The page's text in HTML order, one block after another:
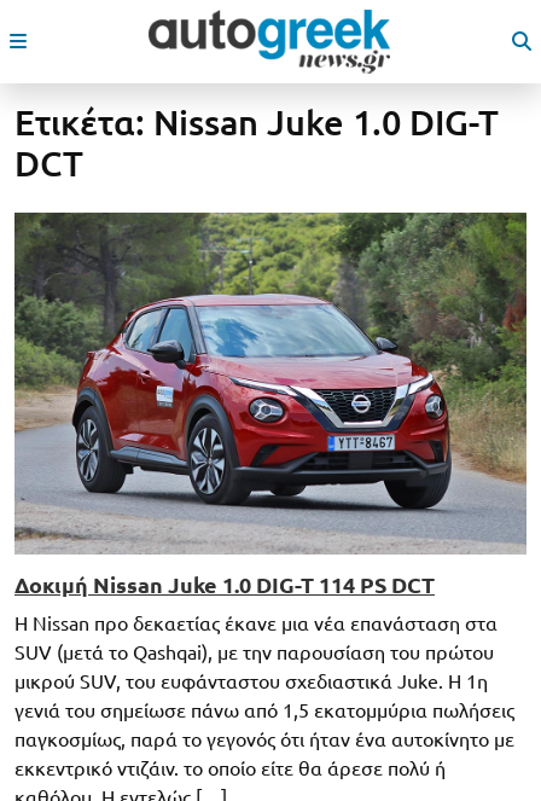
Ετικέτα: Nissan Juke 1.0 DIG-T
DCT
Δοκιμή Nissan Juke 1.0 DIG-T 114 PS DCT
H Nissan προ δεκαετίας έκανε μια νέα επανάσταση στα
SUV (μετά το Qashqai), με την παρουσίαση του πρώτου
μικρού SUV, του ευφάνταστου σχεδιαστικά Juke. Η 1η
γενιά του σημείωσε πάνω από 1,5 εκατομμύρια πωλήσεις
παγκοσμίως, παρά το γεγονός ότι ήταν ένα αυτοκίνητο με
εκκεντρικό ντιζάιν. το οποίο είτε θα άρεσε πολύ ή